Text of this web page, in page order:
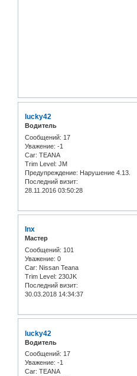
lucky42
Водитель
Сообщений: 17
Уважение: -1
Car: TEANA
Trim Level: JM
Предупреждение: Нарушение 4.13.
Последний визит:
28.11.2016 03:50:28
Inx
Мастер
Сообщений: 101
Уважение: 0
Car: Nissan Teana
Trim Level: 230JK
Последний визит:
30.03.2018 14:34:37
lucky42
Водитель
Сообщений: 17
Уважение: -1
Car: TEANA